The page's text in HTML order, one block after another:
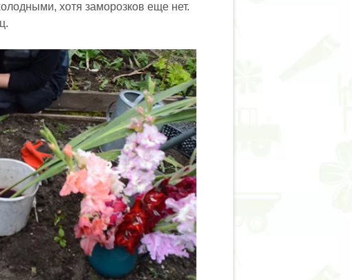
хотя заморозков еще нет.